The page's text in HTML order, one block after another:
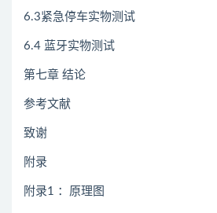
6.3紧急停车实物测试
6.4 蓝牙实物测试
第七章 结论
参考文献
致谢
附录
附录1 ：原理图